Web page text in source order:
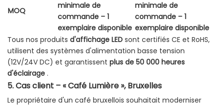
MOQ
minimale de
commande – 1
exemplaire disponible
minimale de
commande – 1
exemplaire disponible
Tous nos produits d'affichage LED sont certifiés CE et RoHS,
utilisent des systèmes d'alimentation basse tension
(12V/24V DC) et garantissent plus de 50 000 heures
d'éclairage .
5. Cas client – ​​« Café Lumière », Bruxelles
Le propriétaire d'un café bruxellois souhaitait moderniser